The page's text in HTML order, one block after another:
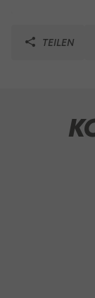
TEILEN